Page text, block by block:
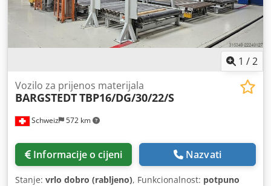
1 /2
Schweiz 572 km
Vozilo za prijenos materijala
BARGSTEDTTBP16/DG/30/22/S
Informacije o cijeni Nazvati
Stanje: vrlo dobro (rabljeno), Funkcionalnost: potpuno